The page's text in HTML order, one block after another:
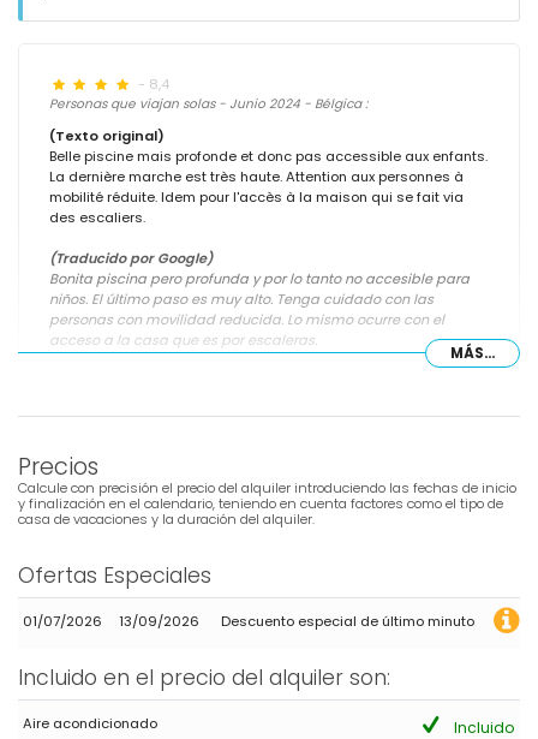
- 8,4
Personas que viajan solas - Junio 2024 - Bélgica :
(Texto original)
Belle piscine mais profonde et donc pas accessible aux enfants.
La dernière marche est très haute. Attention aux personnes à
mobilité réduite. Idem pour l'accès à la maison qui se fait via
des escaliers.
(Traducido por Google)
Bonita piscina pero profunda y por lo tanto no accesible para
niños. El último paso es muy alto. Tenga cuidado con las
personas con movilidad reducida. Lo mismo ocurre con el
acceso a la casa que es por escaleras.
(Texto original)
Ligging in het najaar perfect; jammer van de reuk/ vocht.
Parejas mayores - Julio 2022 - Francia :
(Texto original)
Vous pouvez réserver les yeux fermés. Équipe professionnelle et
MÁS...
Precios
Calcule con precisión el precio del alquiler introduciendo las fechas de inicio
y finalización en el calendario, teniendo en cuenta factores como el tipo de
casa de vacaciones y la duración del alquiler.
Ofertas Especiales
01/07/2026 13/09/2026 Descuento especial de último minuto
Incluido en el precio del alquiler son:
Aire acondicionado Incluido